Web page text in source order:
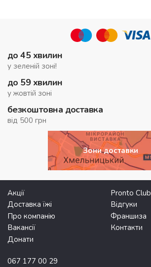
до 45 хвилин
у зеленій зоні!
до 59 хвилин
у жовтій зоні
безкоштовна доставка
від 500 грн
Зони доставки
Акції
Pronto Club
Доставка їжі
Відгуки
Про компанію
Франшиза
Вакансії
Контакти
Донати
067 177 00 29